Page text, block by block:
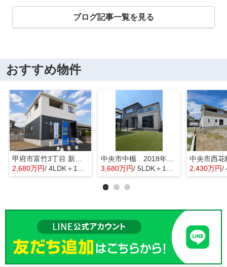
ブログ記事一覧を見る
おすすめ物件
甲府市富竹3丁目 新築全3棟 3号棟 南西道路・車並列3台
2,680万円/ 4LDK＋1S(納戸)
中央市中楯 2018年築中古戸建 セキスイハイム施工 太陽光パネル
3,680万円/ 5LDK＋1S(納戸) 2,430万円/